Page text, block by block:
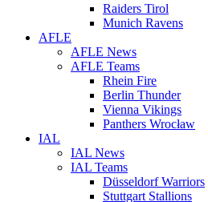
Raiders Tirol
Munich Ravens
AFLE
AFLE News
AFLE Teams
Rhein Fire
Berlin Thunder
Vienna Vikings
Panthers Wrocław
IAL
IAL News
IAL Teams
Düsseldorf Warriors
Stuttgart Stallions